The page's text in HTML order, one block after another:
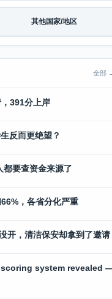
其他国家/地区
全部
391分上岸
反而更绝望？
都要查资金来源了
，各省分化严重
开，清洁保安却拿到了邀请
system revealed